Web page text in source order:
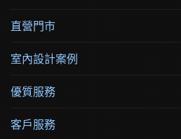
直營門市
室內設計案例
優質服務
客戶服務